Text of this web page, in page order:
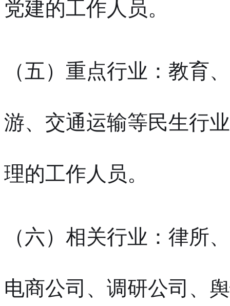
党建的工作人员。
（五）重点行业：教育
游、交通运输等民生行
理的工作人员。
（六）相关行业：律所
电商公司、调研公司、